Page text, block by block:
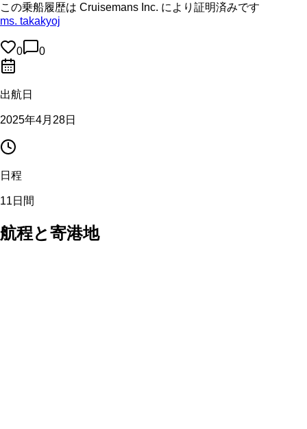
この乗船履歴は Cruisemans Inc. により証明済みです
ms. takakyoj
0 0
出航日
2025年4月28日
日程
11日間
航程と寄港地